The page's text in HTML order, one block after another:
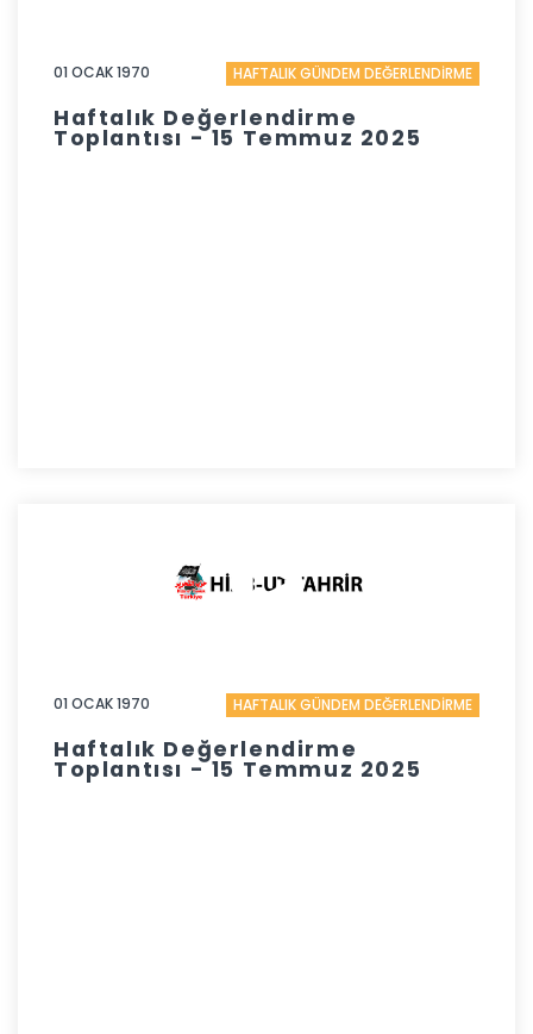
01 OCAK 1970 HAFTALIK GÜNDEM DEĞERLENDİRME
Haftalık Değerlendirme
Toplantısı - 15 Temmuz 2025
01 OCAK 1970 HAFTALIK GÜNDEM DEĞERLENDİRME
Haftalık Değerlendirme
Toplantısı - 15 Temmuz 2025